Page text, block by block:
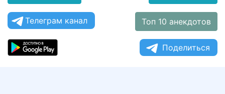
Телеграм канал Топ 10 анекдотов
Поделиться